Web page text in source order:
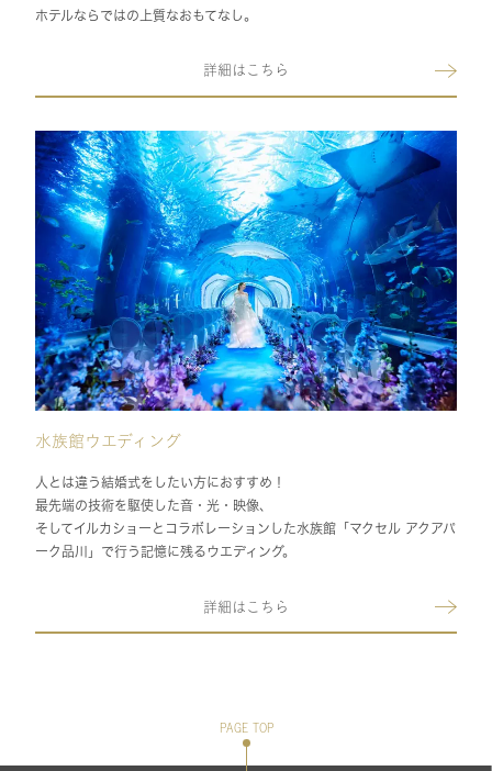
ホテルならではの上質なおもてなし。
詳細はこちら
水族館ウエディング
人とは違う結婚式をしたい方におすすめ！
最先端の技術を駆使した音・光・映像、
そしてイルカショーとコラボレーションした水族館「マクセル アクアパ
ーク品川」で行う記憶に残るウエディング。
詳細はこちら
PAGE TOP